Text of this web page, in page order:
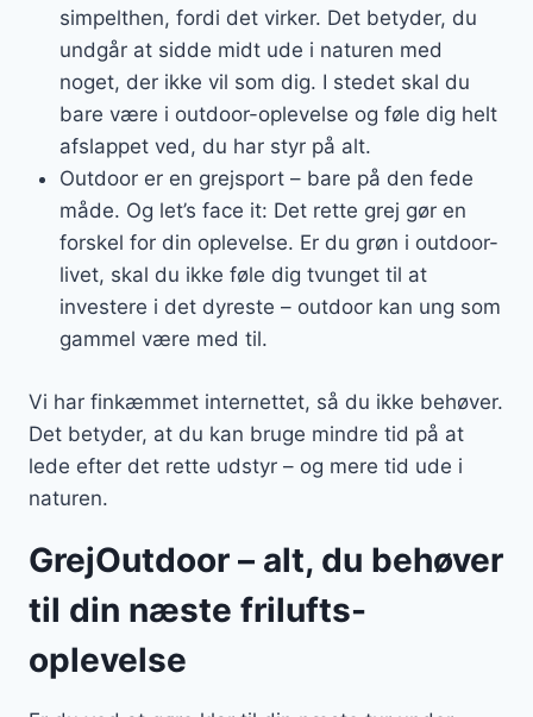
simpelthen, fordi det virker. Det betyder, du
undgår at sidde midt ude i naturen med
noget, der ikke vil som dig. I stedet skal du
bare være i outdoor-oplevelse og føle dig helt
afslappet ved, du har styr på alt.
Outdoor er en grejsport – bare på den fede
måde. Og let’s face it: Det rette grej gør en
forskel for din oplevelse. Er du grøn i outdoor-
livet, skal du ikke føle dig tvunget til at
investere i det dyreste – outdoor kan ung som
gammel være med til.
Vi har finkæmmet internettet, så du ikke behøver.
Det betyder, at du kan bruge mindre tid på at
lede efter det rette udstyr – og mere tid ude i
naturen.
GrejOutdoor – alt, du behøver
til din næste frilufts-
oplevelse